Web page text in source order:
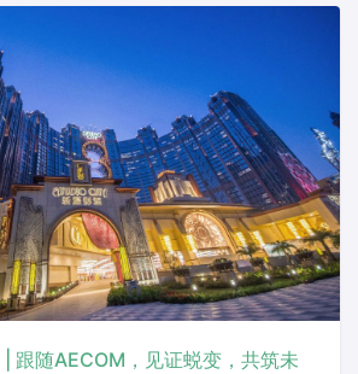
跟随AECOM，见证蜕变，共筑未